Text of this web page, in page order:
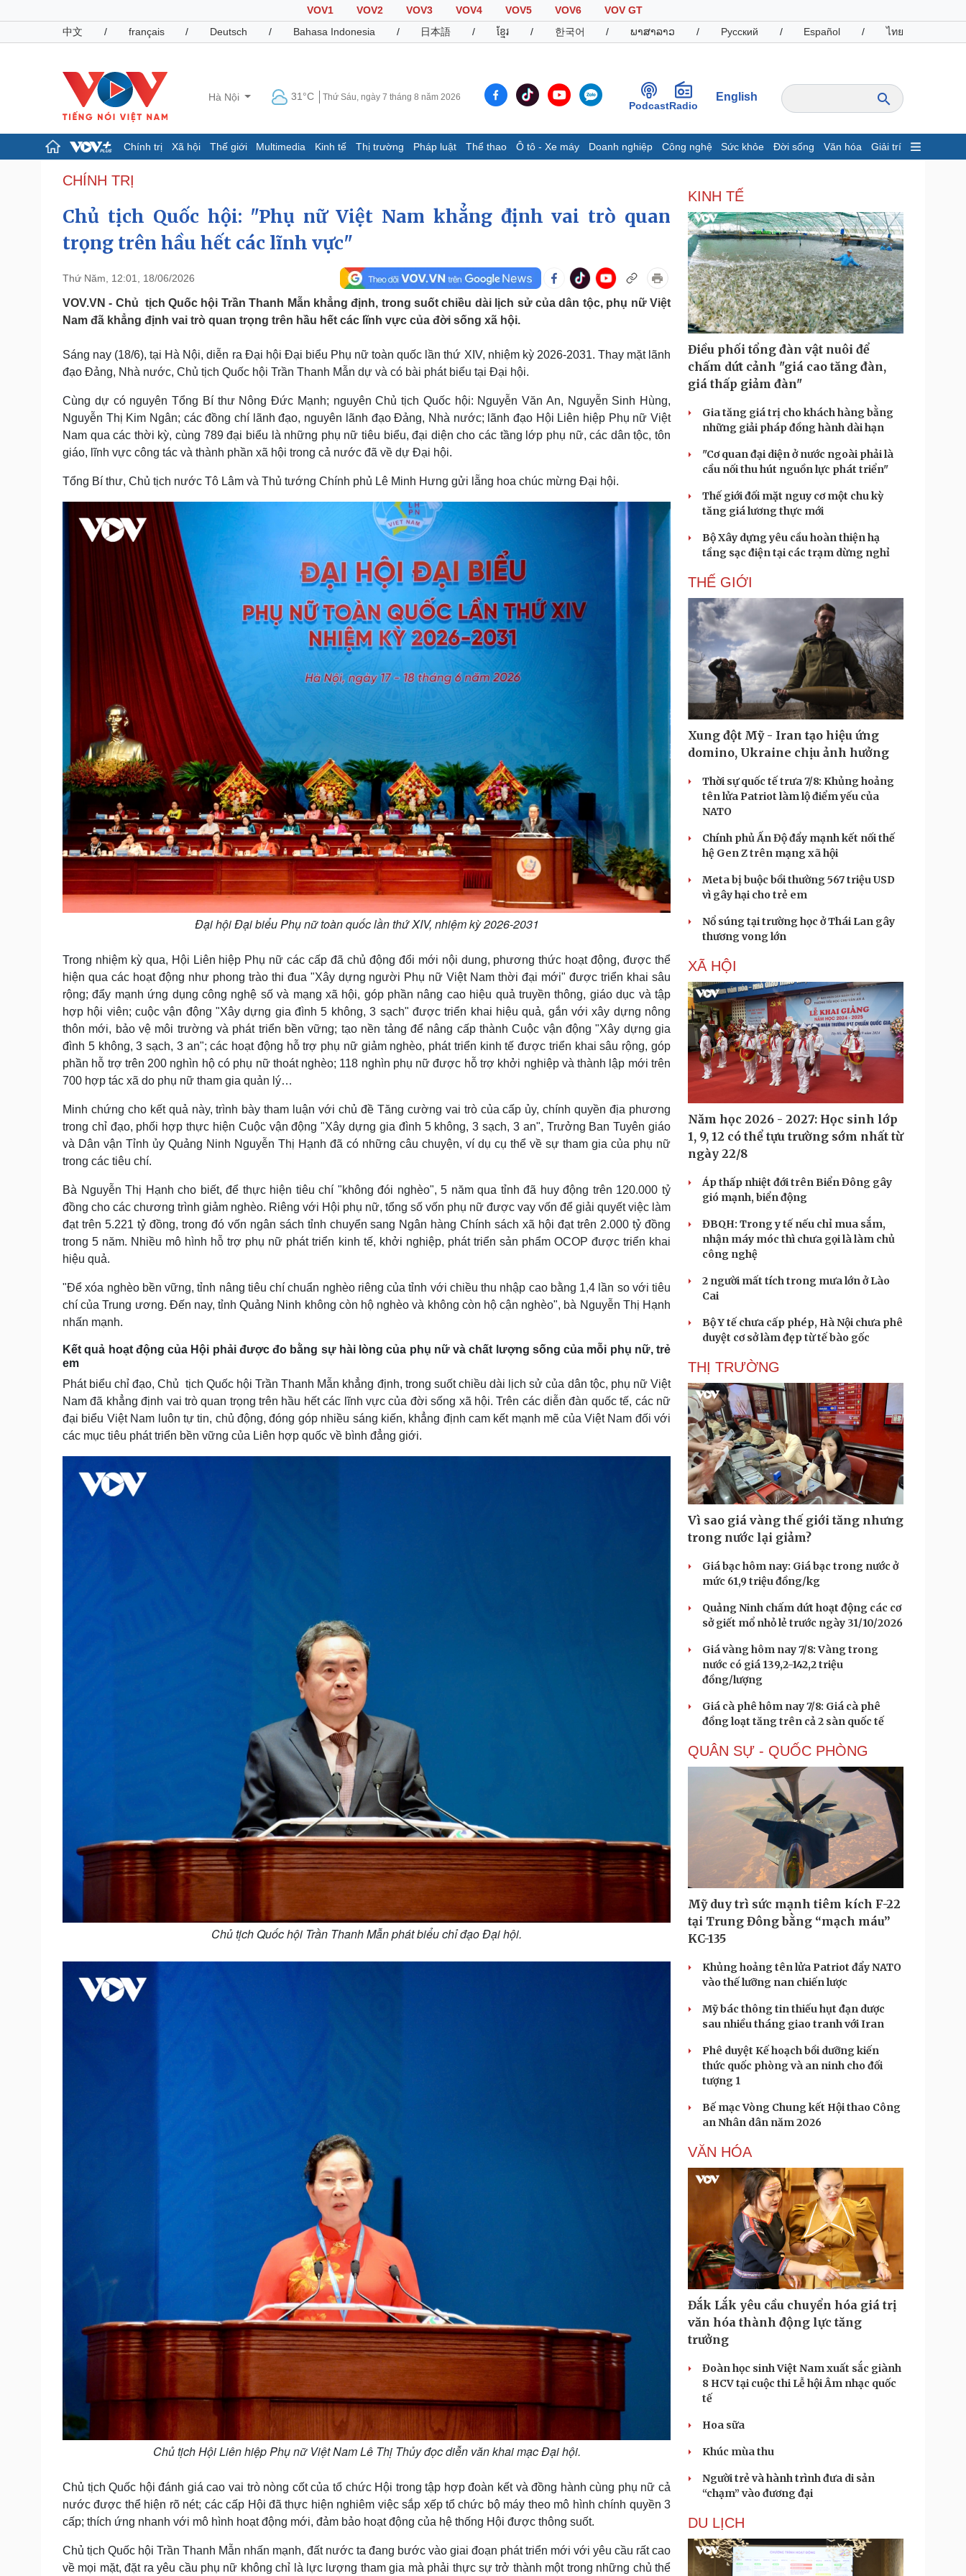
VOV1 VOV2 VOV3 VOV4 VOV5 VOV6
VOV GT
中文
/ français / Deutsch / Bahasa Indonesia / 日本語 / ខ្មែរ / 한국어 / ພາສາລາວ / Русский / Español / ไทย
Hà Nội 31°C Thứ Sáu, ngày 7 tháng 8 năm 2026
PodcastRadio
English
Chính trị Xã hội Thế giới Multimedia Kinh tế Thị trường Pháp luật Thể thao Ô tô - Xe máy Doanh nghiệp Công nghệ Sức khỏe Đời sống Văn hóa Giải trí
Chính trị
Tổ chức nhân sự
Quốc hội
Nhận diện sự thật
Dự báo thời tiết
Giáo dục
Dấu ấn VOV
Cuộc sống đó đây
Hồ sơ
Ảnh
E-Magazine
Bất động sản
Khởi nghiệp
Tiêu dùng
Tỷ giá
Chứng khoán
Giá cà phê
Pháp luật
Vụ án
Quân sự - Quốc phòng
Việt Nam
Thể thao
Bóng đá
Lịch thi đấu bóng đá
eSports
Hậu trường
Ô tô - Xe máy
Ô tô
Xe máy
Doanh nghiệp
Thông tin doanh nghiệp
Doanh nghiệp 24h
Doanh nhân
Vì cộng đồng
Công nghệ
Sành điệu
Tin Công nghệ
Trải nghiệm
Chuyển đổi số
Sức khỏe
Dinh dưỡng - món ngon
Cây thuốc
Sản phụ khoa
Nam khoa
Phòng mạch online
Ăn sạch sống khỏe
Đời sống
Nhà đẹp
Blog
Tình yêu - Gia đình
Văn hóa
Sân khấu - Điện ảnh
Văn học
Âm nhạc
Giải trí
Nghệ sĩ
Thời trang
Du lịch
Tư vấn
Săn Tour
Câu chuyện thời sự
Đọc truyện đêm khuya
Cửa sổ tình yêu
Kể chuyện cho bé
CHÍNH TRỊ
Chủ tịch Quốc hội: "Phụ nữ Việt Nam khẳng định vai trò quan
trọng trên hầu hết các lĩnh vực"
Thứ Năm, 12:01, 18/06/2026
VOV.VN - Chủ tịch Quốc hội Trần Thanh Mẫn khẳng định, trong suốt chiều dài lịch sử của dân tộc, phụ nữ Việt
Nam đã khẳng định vai trò quan trọng trên hầu hết các lĩnh vực của đời sống xã hội.
Sáng nay (18/6), tại Hà Nội, diễn ra Đại hội Đại biểu Phụ nữ toàn quốc lần thứ XIV, nhiệm kỳ 2026-2031. Thay mặt lãnh
đạo Đảng, Nhà nước, Chủ tịch Quốc hội Trần Thanh Mẫn dự và có bài phát biểu tại Đại hội.
Cùng dự có nguyên Tổng Bí thư Nông Đức Mạnh; nguyên Chủ tịch Quốc hội: Nguyễn Văn An, Nguyễn Sinh Hùng,
Nguyễn Thị Kim Ngân; các đồng chí lãnh đạo, nguyên lãnh đạo Đảng, Nhà nước; lãnh đạo Hội Liên hiệp Phụ nữ Việt
Nam qua các thời kỳ, cùng 789 đại biểu là những phụ nữ tiêu biểu, đại diện cho các tầng lớp phụ nữ, các dân tộc, tôn
giáo, lĩnh vực công tác và thành phần xã hội trong cả nước đã về dự Đại hội.
Tổng Bí thư, Chủ tịch nước Tô Lâm và Thủ tướng Chính phủ Lê Minh Hưng gửi lẵng hoa chúc mừng Đại hội.
Đại hội Đại biểu Phụ nữ toàn quốc lần thứ XIV, nhiệm kỳ 2026-2031
Trong nhiệm kỳ qua, Hội Liên hiệp Phụ nữ các cấp đã chủ động đổi mới nội dung, phương thức hoạt động, được thể
hiện qua các hoạt động như phong trào thi đua "Xây dựng người Phụ nữ Việt Nam thời đại mới" được triển khai sâu
rộng; đẩy mạnh ứng dụng công nghệ số và mạng xã hội, góp phần nâng cao hiệu quả truyền thông, giáo dục và tập
hợp hội viên; cuộc vận động "Xây dựng gia đình 5 không, 3 sạch" được triển khai hiệu quả, gắn với xây dựng nông
thôn mới, bảo vệ môi trường và phát triển bền vững; tạo nền tảng để nâng cấp thành Cuộc vận động "Xây dựng gia
đình 5 không, 3 sạch, 3 an"; các hoạt động hỗ trợ phụ nữ giảm nghèo, phát triển kinh tế được triển khai sâu rộng, góp
phần hỗ trợ trên 200 nghìn hộ có phụ nữ thoát nghèo; 118 nghìn phụ nữ được hỗ trợ khởi nghiệp và thành lập mới trên
700 hợp tác xã do phụ nữ tham gia quản lý…
Minh chứng cho kết quả này, trình bày tham luận với chủ đề Tăng cường vai trò của cấp ủy, chính quyền địa phương
trong chỉ đạo, phối hợp thực hiện Cuộc vận động "Xây dựng gia đình 5 không, 3 sạch, 3 an", Trưởng Ban Tuyên giáo
và Dân vận Tỉnh ủy Quảng Ninh Nguyễn Thị Hạnh đã có những câu chuyện, ví dụ cụ thể về sự tham gia của phụ nữ
trong các tiêu chí.
Bà Nguyễn Thị Hạnh cho biết, để thực hiện tiêu chí "không đói nghèo", 5 năm qua tỉnh đã huy động trên 120.000 tỷ
đồng cho các chương trình giảm nghèo. Riêng với Hội phụ nữ, tổng số vốn phụ nữ được vay vốn để giải quyết việc làm
đạt trên 5.221 tỷ đồng, trong đó vốn ngân sách tỉnh chuyển sang Ngân hàng Chính sách xã hội đạt trên 2.000 tỷ đồng
trong 5 năm. Nhiều mô hình hỗ trợ phụ nữ phát triển kinh tế, khởi nghiệp, phát triển sản phẩm OCOP được triển khai
hiệu quả.
"Để xóa nghèo bền vững, tỉnh nâng tiêu chí chuẩn nghèo riêng của tỉnh với chiều thu nhập cao bằng 1,4 lần so với tiêu
chí của Trung ương. Đến nay, tỉnh Quảng Ninh không còn hộ nghèo và không còn hộ cận nghèo", bà Nguyễn Thị Hạnh
nhấn mạnh.
Kết quả hoạt động của Hội phải được đo bằng sự hài lòng của phụ nữ và chất lượng sống của mỗi phụ nữ, trẻ
em
Phát biểu chỉ đạo, Chủ tịch Quốc hội Trần Thanh Mẫn khẳng định, trong suốt chiều dài lịch sử của dân tộc, phụ nữ Việt
Nam đã khẳng định vai trò quan trọng trên hầu hết các lĩnh vực của đời sống xã hội. Trên các diễn đàn quốc tế, các nữ
đại biểu Việt Nam luôn tự tin, chủ động, đóng góp nhiều sáng kiến, khẳng định cam kết mạnh mẽ của Việt Nam đối với
các mục tiêu phát triển bền vững của Liên hợp quốc về bình đẳng giới.
Chủ tịch Quốc hội Trần Thanh Mẫn phát biểu chỉ đạo Đại hội.
Chủ tịch Hội Liên hiệp Phụ nữ Việt Nam Lê Thị Thủy đọc diễn văn khai mạc Đại hội.
Chủ tịch Quốc hội đánh giá cao vai trò nòng cốt của tổ chức Hội trong tập hợp đoàn kết và đồng hành cùng phụ nữ cả
nước được thể hiện rõ nét; các cấp Hội đã thực hiện nghiêm việc sắp xếp tổ chức bộ máy theo mô hình chính quyền 3
cấp; thích ứng nhanh với mô hình hoạt động mới, đảm bảo hoạt động của hệ thống Hội được thông suốt.
Chủ tịch Quốc hội Trần Thanh Mẫn nhấn mạnh, đất nước ta đang bước vào giai đoạn phát triển mới với yêu cầu rất cao
về mọi mặt, đặt ra yêu cầu phụ nữ không chỉ là lực lượng tham gia mà phải thực sự trở thành một trong những chủ thể
KINH TẾ
Điều phối tổng đàn vật nuôi để
chấm dứt cảnh "giá cao tăng đàn,
giá thấp giảm đàn"
Gia tăng giá trị cho khách hàng bằng
những giải pháp đồng hành dài hạn
"Cơ quan đại diện ở nước ngoài phải là
cầu nối thu hút nguồn lực phát triển"
Thế giới đối mặt nguy cơ một chu kỳ
tăng giá lương thực mới
Bộ Xây dựng yêu cầu hoàn thiện hạ
tầng sạc điện tại các trạm dừng nghỉ
THẾ GIỚI
Xung đột Mỹ - Iran tạo hiệu ứng
domino, Ukraine chịu ảnh hưởng
Thời sự quốc tế trưa 7/8: Khủng hoảng
tên lửa Patriot làm lộ điểm yếu của
NATO
Chính phủ Ấn Độ đẩy mạnh kết nối thế
hệ Gen Z trên mạng xã hội
Meta bị buộc bồi thường 567 triệu USD
vì gây hại cho trẻ em
Nổ súng tại trường học ở Thái Lan gây
thương vong lớn
XÃ HỘI
Năm học 2026 - 2027: Học sinh lớp
1, 9, 12 có thể tựu trường sớm nhất từ
ngày 22/8
Áp thấp nhiệt đới trên Biển Đông gây
gió mạnh, biển động
ĐBQH: Trong y tế nếu chỉ mua sắm,
nhận máy móc thì chưa gọi là làm chủ
công nghệ
2 người mất tích trong mưa lớn ở Lào
Cai
Bộ Y tế chưa cấp phép, Hà Nội chưa phê
duyệt cơ sở làm đẹp từ tế bào gốc
THỊ TRƯỜNG
Vì sao giá vàng thế giới tăng nhưng
trong nước lại giảm?
Giá bạc hôm nay: Giá bạc trong nước ở
mức 61,9 triệu đồng/kg
Quảng Ninh chấm dứt hoạt động các cơ
sở giết mổ nhỏ lẻ trước ngày 31/10/2026
Giá vàng hôm nay 7/8: Vàng trong
nước có giá 139,2-142,2 triệu
đồng/lượng
Giá cà phê hôm nay 7/8: Giá cà phê
đồng loạt tăng trên cả 2 sàn quốc tế
QUÂN SỰ - QUỐC PHÒNG
Mỹ duy trì sức mạnh tiêm kích F-22
tại Trung Đông bằng “mạch máu”
KC-135
Khủng hoảng tên lửa Patriot đẩy NATO
vào thế lưỡng nan chiến lược
Mỹ bác thông tin thiếu hụt đạn dược
sau nhiều tháng giao tranh với Iran
Phê duyệt Kế hoạch bồi dưỡng kiến
thức quốc phòng và an ninh cho đối
tượng 1
Bế mạc Vòng Chung kết Hội thao Công
an Nhân dân năm 2026
VĂN HÓA
Đắk Lắk yêu cầu chuyển hóa giá trị
văn hóa thành động lực tăng
trưởng
Đoàn học sinh Việt Nam xuất sắc giành
8 HCV tại cuộc thi Lễ hội Âm nhạc quốc
tế
Hoa sữa
Khúc mùa thu
Người trẻ và hành trình đưa di sản
“chạm” vào đương đại
DU LỊCH